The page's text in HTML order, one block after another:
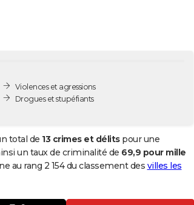
Violences et agressions
Drogues et stupéfiants
total de 13 crimes et délitspour une
un taux de criminalité de 69,9 pour mille
au rang 2 154 du classement des villes les